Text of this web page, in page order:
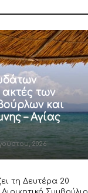
των
και
– Αγίας
2026
τη Δευτέρα 20